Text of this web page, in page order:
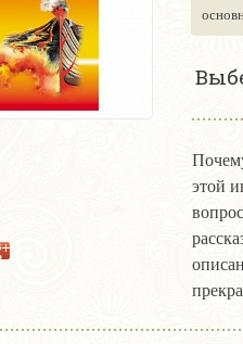
этой